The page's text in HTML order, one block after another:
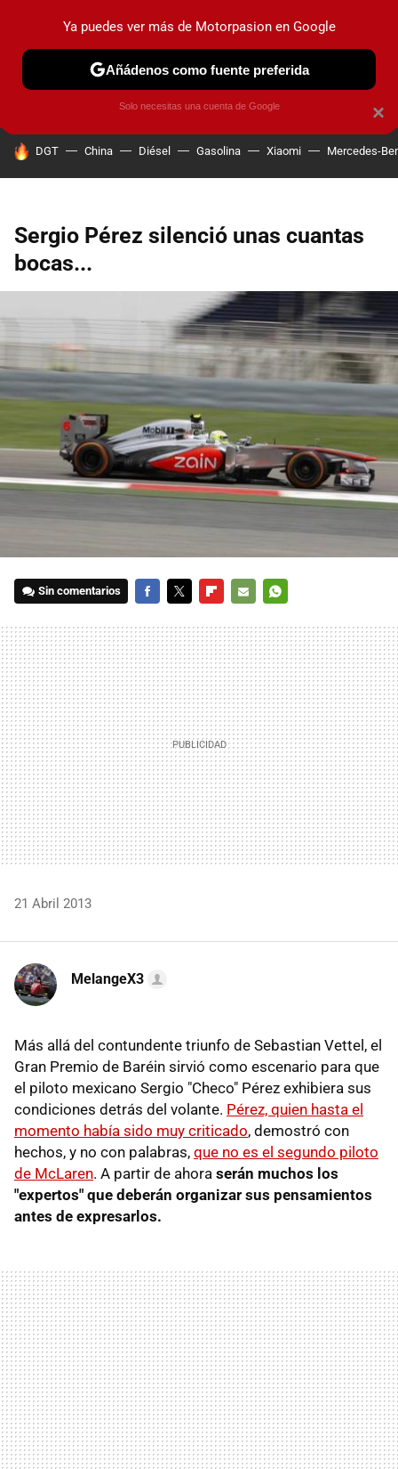
PRUEBAS COCHES ELÉCTRICOS OBSERVATORIO
HOY SE HABLA DE
DGT China Diésel Gasolina Xiaomi Mercedes-
Sergio Pérez silenció unas cuantas
bocas...
Sin comentarios
MAIL
21 Abril 2013
MelangeX3
Más allá del contundente triunfo de Sebastian Vettel, el
Gran Premio de Baréin sirvió como escenario para que
el piloto mexicano Sergio "Checo" Pérez exhibiera sus
condiciones detrás del volante. Pérez, quien hasta el
momento había sido muy criticado, demostró con
hechos, y no con palabras, que no es el segundo piloto
de McLaren. A partir de ahora serán muchos los
"expertos" que deberán organizar sus pensamientos
antes de expresarlos.
×
Ya puedes ver más de Motorpasion en Google
Añádenos como fuente preferida
Solo necesitas una cuenta de Google